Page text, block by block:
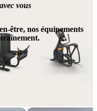
vous
être, nos équipements
pure!